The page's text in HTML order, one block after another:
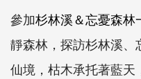
參加杉林溪＆忘憂森林
靜森林，探訪杉林溪
仙境，枯木承托著藍